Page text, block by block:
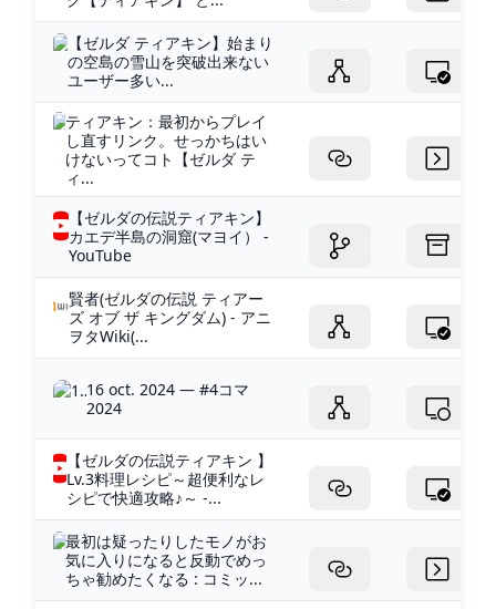
【ゼルダ ティアキン】始まり
の空島の雪山を突破出来ない
ユーザー多い...
ティアキン：最初からプレイ
し直すリンク。せっかちはい
けないってコト【ゼルダ テ
ィ...
【ゼルダの伝説ティアキン】
カエデ半島の洞窟(マヨイ） -
YouTube
賢者(ゼルダの伝説 ティアー
ズ オブ ザ キングダム) - アニ
ヲタWiki(...
16 oct. 2024 — #4コマ
2024
【ゼルダの伝説ティアキン 】
Lv.3料理レシピ～超便利なレ
シピで快適攻略♪～ -...
最初は疑ったりしたモノがお
気に入りになると反動でめっ
ちゃ勧めたくなる : コミッ...